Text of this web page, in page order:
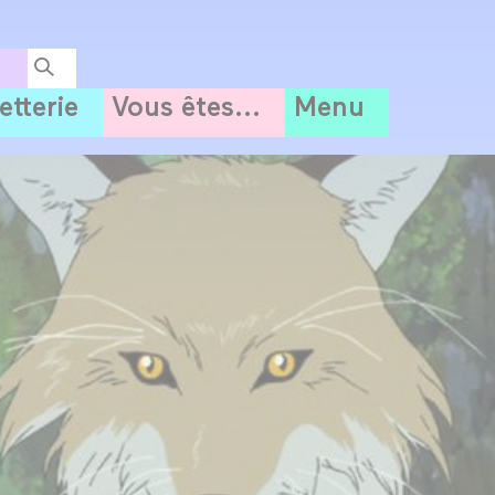
Vous êtes... Menu